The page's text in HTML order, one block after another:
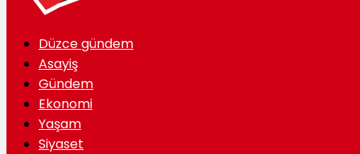
Düzce gündem
Asayiş
Gündem
Ekonomi
Yaşam
Siyaset